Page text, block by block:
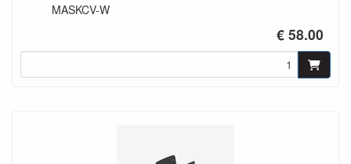
MASKCV-W
€ 58.00